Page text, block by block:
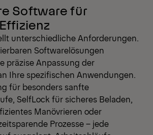
Software für
unterschiedliche Anforderungen.
Softwarelösungen
präzise Anpassung der
Ihre spezifischen Anwendungen.
für besonders sanfte
SelfLock für sicheres Beladen,
Manövrieren oder
Prozesse – jede